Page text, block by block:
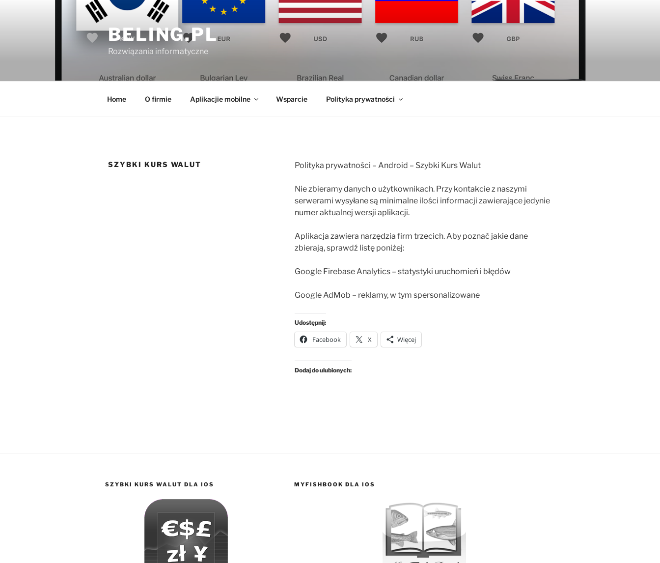
BELING.PL
Rozwiązania informatyczne
Home O firmie Aplikacjie mobilne Wsparcie Polityka prywatności
SZYBKI KURS WALUT Polityka prywatności – Android – Szybki Kurs Walut
Nie zbieramy danych o użytkownikach. Przy kontakcie z naszymi
serwerami wysyłane są minimalne ilości informacji zawierające jedynie
numer aktualnej wersji aplikacji.
Aplikacja zawiera narzędzia firm trzecich. Aby poznać jakie dane
zbierają, sprawdź listę poniżej:
Google Firebase Analytics – statystyki uruchomień i błędów
Google AdMob – reklamy, w tym spersonalizowane
Udostępnij:
Facebook X Więcej
Dodaj do ulubionych:
SZYBKI KURS WALUT DLA IOS MYFISHBOOK DLA IOS